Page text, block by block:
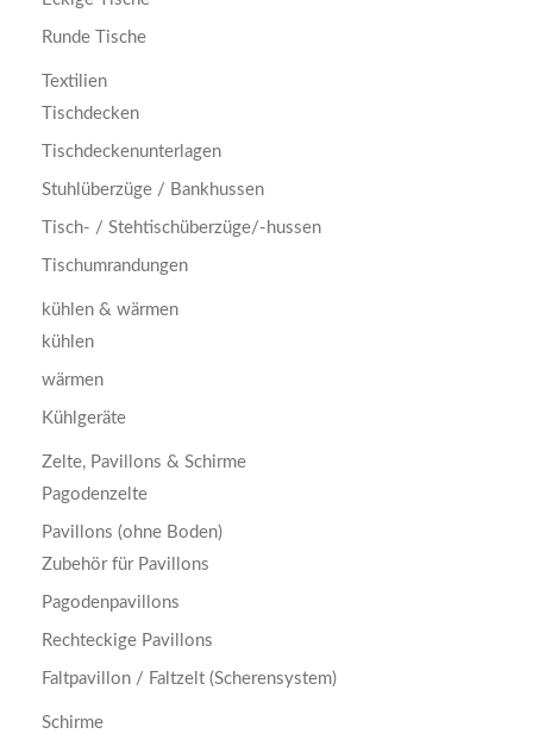
Runde Tische
Textilien
Tischdecken
Tischdeckenunterlagen
Stuhlüberzüge / Bankhussen
Tisch- / Stehtischüberzüge/-hussen
Tischumrandungen
kühlen & wärmen
kühlen
wärmen
Kühlgeräte
Zelte, Pavillons & Schirme
Pagodenzelte
Pavillons (ohne Boden)
Zubehör für Pavillons
Pagodenpavillons
Rechteckige Pavillons
Faltpavillon / Faltzelt (Scherensystem)
Schirme